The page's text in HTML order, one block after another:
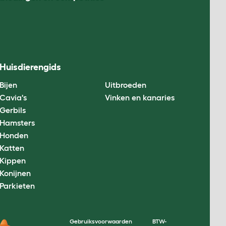
Huisdierengids
Bijen
Cavia's
Gerbils
Hamsters
Honden
Katten
Kippen
Konijnen
Parkieten
Uitbroeden
Vinken en kanaries
Gebruiksvoorwaarden BTW-